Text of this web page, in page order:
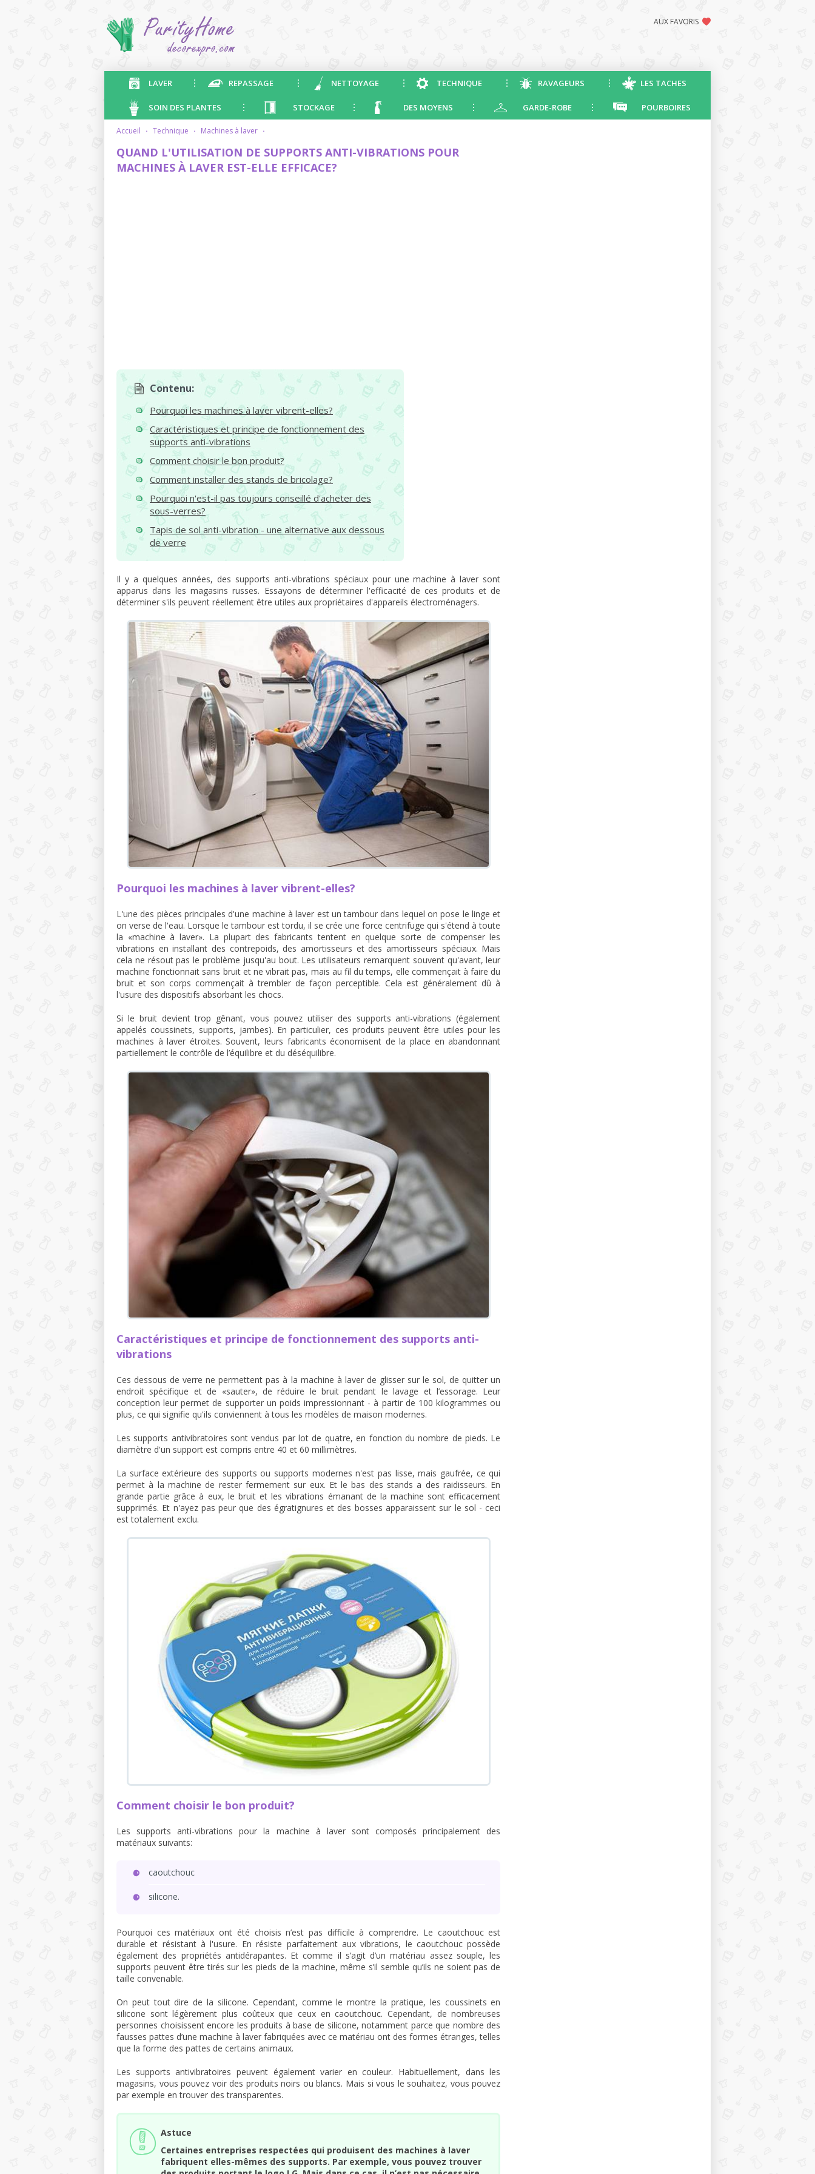
AUX FAVORIS
LAVER REPASSAGE NETTOYAGE TECHNIQUE RAVAGEURS LES TACHES
SOIN DES PLANTES STOCKAGE DES MOYENS GARDE-ROBE POURBOIRES
accueil · technique · machines à laver ·
QUAND L'UTILISATION DE SUPPORTS ANTI-VIBRATIONS POUR
MACHINES À LAVER EST-ELLE EFFICACE?
Contenu:
Pourquoi les machines à laver vibrent-elles?
Caractéristiques et principe de fonctionnement des
supports anti-vibrations
Comment choisir le bon produit?
Comment installer des stands de bricolage?
Pourquoi n'est-il pas toujours conseillé d'acheter des
sous-verres?
Tapis de sol anti-vibration - une alternative aux dessous
de verre
Il y a quelques années, des supports anti-vibrations spéciaux pour une machine à laver sont
apparus dans les magasins russes. Essayons de déterminer l'efficacité de ces produits et de
déterminer s'ils peuvent réellement être utiles aux propriétaires d'appareils électroménagers.
Pourquoi les machines à laver vibrent-elles?
L'une des pièces principales d'une machine à laver est un tambour dans lequel on pose le linge et
on verse de l'eau. Lorsque le tambour est tordu, il se crée une force centrifuge qui s'étend à toute
la «machine à laver». La plupart des fabricants tentent en quelque sorte de compenser les
vibrations en installant des contrepoids, des amortisseurs et des amortisseurs spéciaux. Mais
cela ne résout pas le problème jusqu'au bout. Les utilisateurs remarquent souvent qu'avant, leur
machine fonctionnait sans bruit et ne vibrait pas, mais au fil du temps, elle commençait à faire du
bruit et son corps commençait à trembler de façon perceptible. Cela est généralement dû à
l'usure des dispositifs absorbant les chocs.
Si le bruit devient trop gênant, vous pouvez utiliser des supports anti-vibrations (également
appelés coussinets, supports, jambes). En particulier, ces produits peuvent être utiles pour les
machines à laver étroites. Souvent, leurs fabricants économisent de la place en abandonnant
partiellement le contrôle de l’équilibre et du déséquilibre.
Caractéristiques et principe de fonctionnement des supports anti-
vibrations
Ces dessous de verre ne permettent pas à la machine à laver de glisser sur le sol, de quitter un
endroit spécifique et de «sauter», de réduire le bruit pendant le lavage et l’essorage. Leur
conception leur permet de supporter un poids impressionnant - à partir de 100 kilogrammes ou
plus, ce qui signifie qu'ils conviennent à tous les modèles de maison modernes.
Les supports antivibratoires sont vendus par lot de quatre, en fonction du nombre de pieds. Le
diamètre d'un support est compris entre 40 et 60 millimètres.
La surface extérieure des supports ou supports modernes n'est pas lisse, mais gaufrée, ce qui
permet à la machine de rester fermement sur eux. Et le bas des stands a des raidisseurs. En
grande partie grâce à eux, le bruit et les vibrations émanant de la machine sont efficacement
supprimés. Et n'ayez pas peur que des égratignures et des bosses apparaissent sur le sol - ceci
est totalement exclu.
Comment choisir le bon produit?
Les supports anti-vibrations pour la machine à laver sont composés principalement des
matériaux suivants:
caoutchouc
silicone.
Pourquoi ces matériaux ont été choisis n’est pas difficile à comprendre. Le caoutchouc est
durable et résistant à l'usure. En résiste parfaitement aux vibrations, le caoutchouc possède
également des propriétés antidérapantes. Et comme il s’agit d’un matériau assez souple, les
supports peuvent être tirés sur les pieds de la machine, même s’il semble qu’ils ne soient pas de
taille convenable.
On peut tout dire de la silicone. Cependant, comme le montre la pratique, les coussinets en
silicone sont légèrement plus coûteux que ceux en caoutchouc. Cependant, de nombreuses
personnes choisissent encore les produits à base de silicone, notamment parce que nombre des
fausses pattes d’une machine à laver fabriquées avec ce matériau ont des formes étranges, telles
que la forme des pattes de certains animaux.
Les supports antivibratoires peuvent également varier en couleur. Habituellement, dans les
magasins, vous pouvez voir des produits noirs ou blancs. Mais si vous le souhaitez, vous pouvez
par exemple en trouver des transparentes.
Astuce
Certaines entreprises respectées qui produisent des machines à laver
fabriquent elles-mêmes des supports. Par exemple, vous pouvez trouver